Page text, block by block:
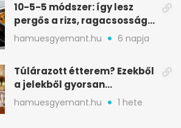
10-5-5 módszer: így lesz
pergős a rizs, ragacsosság
nélkül
hamuesgyemant.hu 6 napja
Túlárazott étterem? Ezekből
a jelekből gyorsan
észreveheted
hamuesgyemant.hu 1 hete